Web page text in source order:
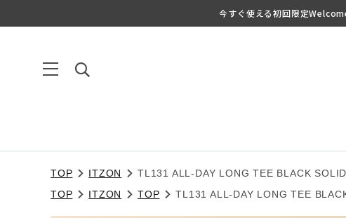
今すぐ使える初回限定
TOP ITZON
TL131 ALL-DAY LONG TEE BLACK SOLID
TOP
ITZON TOP TL131 ALL-DAY LONG TEE